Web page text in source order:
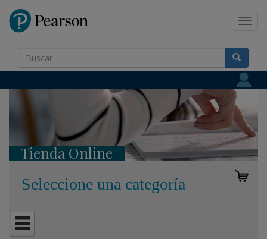
Tienda Online
Seleccione una categoría